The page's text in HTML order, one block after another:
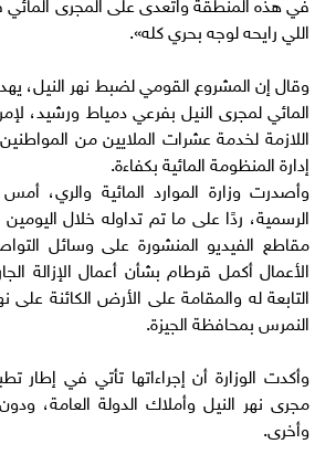
اللي رايحه لوجه بحري كله».
وقال إن المشروع القومي لضبط نهر النيل،
المائي لمجرى النيل بفرعي دمياط ورشيد،
اللازمة لخدمة عشرات الملايين من
إدارة المنظومة المائية بكفاءة.
وأصدرت وزارة الموارد المائية والري،
الرسمية، ردًا على ما تم تداوله خلال
مقاطع الفيديو المنشورة على وسائل
الأعمال أكمل قرطام بشأن أعمال الإزالة
التابعة له والمقامة على الأرض الكائنة على
النمرس بمحافظة الجيزة.
وأكدت الوزارة أن إجراءاتها تأتي في إطار
مجرى نهر النيل وأملاك الدولة العامة،
وأخرى.